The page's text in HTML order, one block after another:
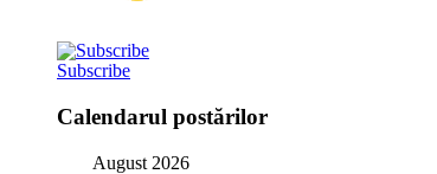
Subscribe
Calendarul postărilor
August 2026